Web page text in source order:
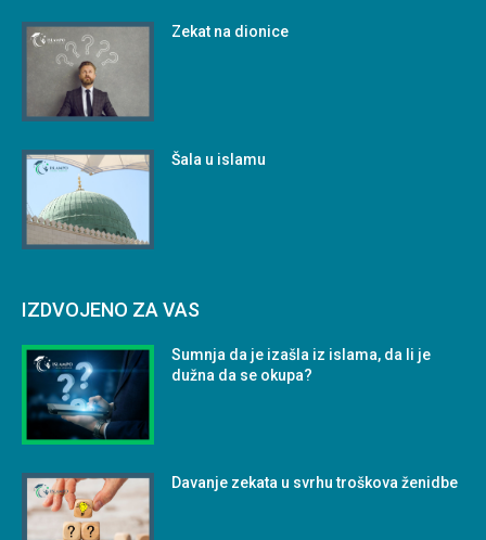
Zekat na dionice
Šala u islamu
IZDVOJENO ZA VAS
Sumnja da je izašla iz islama, da li je
dužna da se okupa?
Davanje zekata u svrhu troškova ženidbe